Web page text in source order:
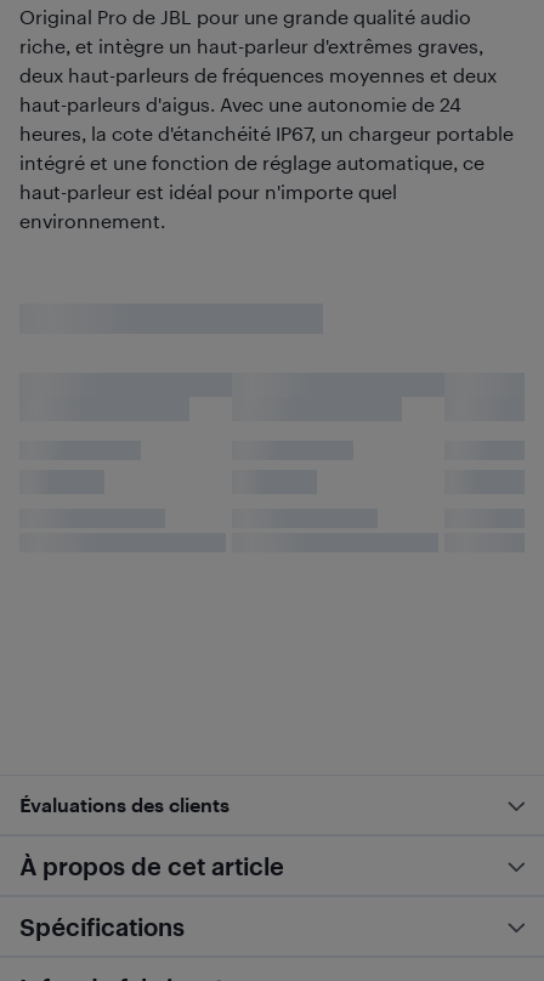
Original Pro de JBL pour une grande qualité audio
riche, et intègre un haut-parleur d'extrêmes graves,
deux haut-parleurs de fréquences moyennes et deux
haut-parleurs d'aigus. Avec une autonomie de 24
heures, la cote d'étanchéité IP67, un chargeur portable
intégré et une fonction de réglage automatique, ce
haut-parleur est idéal pour n'importe quel
environnement.
Évaluations des clients
À propos de cet article
Spécifications